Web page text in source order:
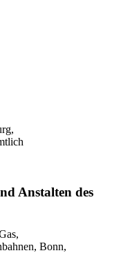
Anstalten des
Bonn,